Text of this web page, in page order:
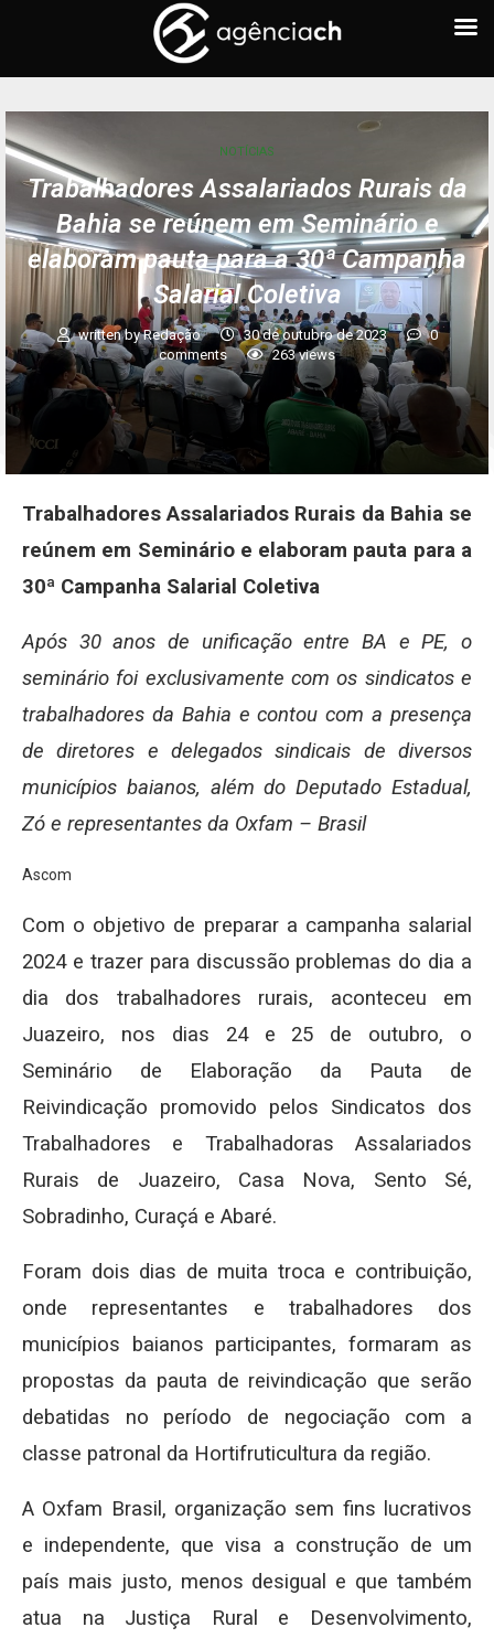
NOTÍCIAS
Trabalhadores Assalariados Rurais da
Bahia se reúnem em Seminário e
elaboram pauta para a 30ª Campanha
Salarial Coletiva
written byRedação 30 de outubro de 2023
0
comments
263views
Trabalhadores Assalariados Rurais da Bahia se
reúnem em Seminário e elaboram pauta para a
30ª Campanha Salarial Coletiva
Após 30 anos de unificação entre BA e PE, o
seminário foi exclusivamente com os sindicatos e
trabalhadores da Bahia e contou com a presença
de diretores e delegados sindicais de diversos
municípios baianos, além do Deputado Estadual,
Zó e representantes da Oxfam – Brasil
Ascom
Com o objetivo de preparar a campanha salarial
2024 e trazer para discussão problemas do dia a
dia dos trabalhadores rurais, aconteceu em
Juazeiro, nos dias 24 e 25 de outubro, o
Seminário de Elaboração da Pauta de
Reivindicação promovido pelos Sindicatos dos
Trabalhadores e Trabalhadoras Assalariados
Rurais de Juazeiro, Casa Nova, Sento Sé,
Sobradinho, Curaçá e Abaré.
Foram dois dias de muita troca e contribuição,
onde representantes e trabalhadores dos
municípios baianos participantes, formaram as
propostas da pauta de reivindicação que serão
debatidas no período de negociação com a
classe patronal da Hortifruticultura da região.
A Oxfam Brasil, organização sem fins lucrativos
e independente, que visa a construção de um
país mais justo, menos desigual e que também
atua na Justiça Rural e Desenvolvimento,